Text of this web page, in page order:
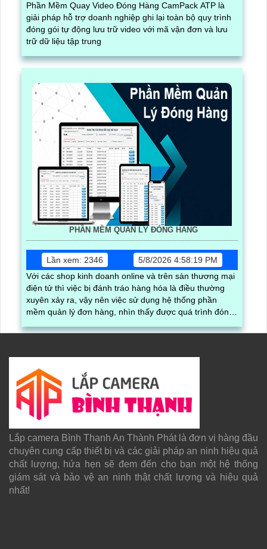
Phần Mềm Quay Video Đóng Hàng CamPack ATP là
giải pháp hỗ trợ doanh nghiệp ghi lại toàn bộ quy trình
đóng gói tự động lưu trữ video với mã vận đơn và lưu
trữ dữ liệu tập trung
PHẦN MỀM QUẢN LÝ ĐÓNG HÀNG
Lần xem: 2346
5/8/2026 4:58:19 PM
Với các shop kinh doanh online và trên sàn thương mại
điện tử thì việc bị đánh tráo hàng hóa là điều thường
xuyên xảy ra, vậy nên việc sử dụng hệ thống phần
mềm quản lý đơn hàng, nhìn thấy được quá trình đóng
được ghi lại một cách dễ dàng
Lắp camera Bình Thạnh An Thành Phát là đơn vị hàng đầu
chuyên cung cấp thiết bị và các giải pháp an ninh hiệu quả
chất lượng, hứa hẹn sẽ đem đến cho bạn một hệ thống
giám sát và bảo vệ an ninh thật chất lượng và hiệu quả
nhất!